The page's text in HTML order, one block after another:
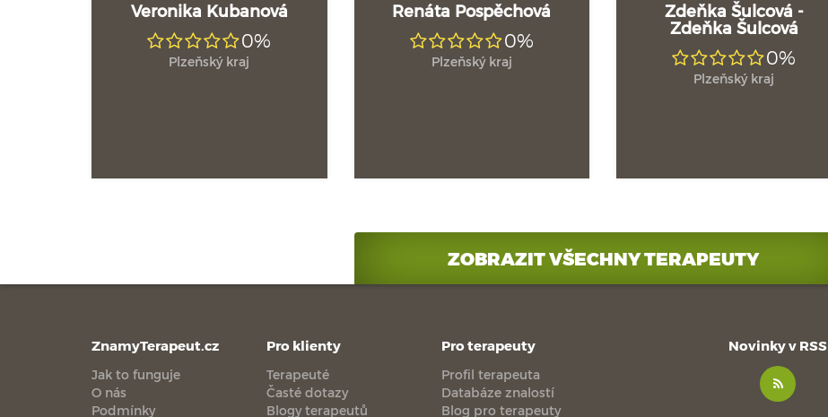
Veronika Kubanová
0%
Plzeňský kraj
Renáta Pospěchová
0%
Plzeňský kraj
Zdeňka Šulcová -
Zdeňka Šulcová
0%
Plzeňský kraj
ZOBRAZIT VŠECHNY TERAPEUTY
ZnamyTerapeut.cz
Jak to funguje
O nás
Podmínky
Pro klienty
Terapeuté
Časté dotazy
Blogy terapeutů
Pro terapeuty
Profil terapeuta
Databáze znalostí
Blog pro terapeuty
Novinky v RSS